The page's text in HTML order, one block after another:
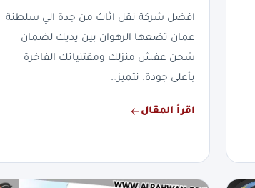
افضل شركة نقل اثاث من جدة الي سلطنة
عمان تضعها الرهوان بين يديك لضمان
شحن عفش منزلك ومقتنياتك الفاخرة
بأعلى جودة. نتميز…
اقرأ المقال